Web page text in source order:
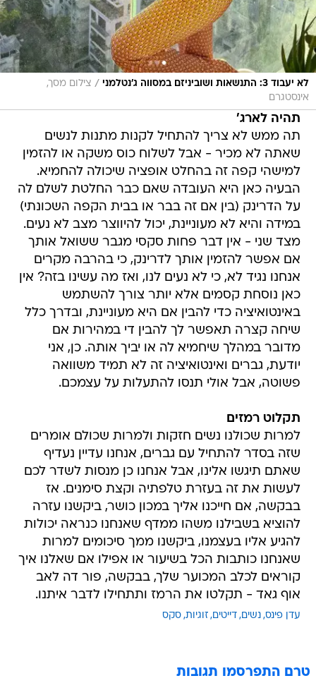
לא יעבוד 3: התנשאות ושוביניזם במסווה ג'נטלמני / צילום מסך,
אינסטגרם
תהיה לארג'
תה ממש לא צריך להתחיל לקנות מתנות לנשים
שאתה לא מכיר - אבל לשלוח כוס משקה או להזמין
למישהי קפה זה בהחלט אופציה שיכולה להחמיא.
הבעיה כאן היא העובדה שאם כבר החלטת לשלם לה
על הדרינק (בין אם זה בבר או בבית הקפה השכונתי)
במידה והיא לא מעוניינת, יכול להיווצר מצב לא נעים.
מצד שני - אין דבר פחות סקסי מגבר ששואל אותך
אם אפשר להזמין אותך לדרינק, כי בהרבה מקרים
אנחנו נגיד לא, כי לא נעים לנו, ואז מה עשינו בזה? אין
כאן נוסחת קסמים אלא יותר צורך להשתמש
באינטואיציה כדי להבין אם היא מעוניינת, ובדרך כלל
שיחה קצרה תאפשר לך להבין די במהירות אם
מדובר במהלך שיחמיא לה או יביך אותה. כן, אני
יודעת, גברים ואינטואיציה זה לא תמיד משוואה
פשוטה, אבל אולי תנסו להתעלות על עצמכם.
תקלוט רמזים
למרות שכולנו נשים חזקות ולמרות שכולם אומרים
שזה בסדר להתחיל עם גברים, אנחנו עדיין נעדיף
שאתם תיגשו אלינו, אבל אנחנו כן מנסות לשדר לכם
לעשות את זה בעזרת טלפתיה וקצת סימנים. אז
בבקשה, אם חייכנו אליך במכון כושר, ביקשנו עזרה
להוציא בשבילנו משהו ממדף שאנחנו כנראה יכולות
להגיע אליו בעצמנו, ביקשנו ממך סיכומים למרות
שאנחנו כותבות הכל בשיעור או אפילו אם שאלנו איך
קוראים לכלב המכוער שלך, בבקשה, פור דה לאב
אוף גאד - תקלטו את הרמז ותתחילו לדבר איתנו.
עדן פינס נשים דייטים זוגיות סקס
טרם התפרסמו תגובות